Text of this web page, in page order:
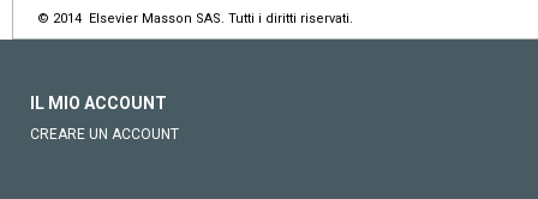
© 2014 Elsevier Masson SAS. Tutti i diritti riservati.
IL MIO ACCOUNT
CREARE UN ACCOUNT